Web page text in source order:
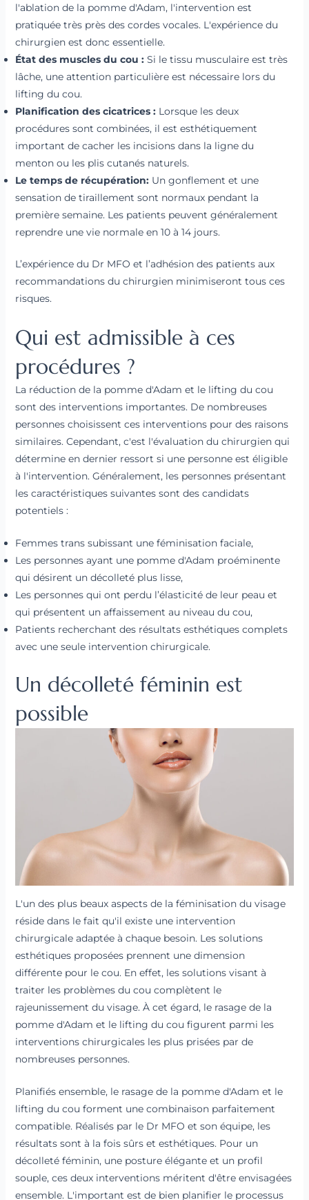
l'ablation de la pomme d'Adam, l'intervention est
pratiquée très près des cordes vocales. L'expérience du
chirurgien est donc essentielle.
État des muscles du cou : Si le tissu musculaire est très
lâche, une attention particulière est nécessaire lors du
lifting du cou.
Planification des cicatrices : Lorsque les deux
procédures sont combinées, il est esthétiquement
important de cacher les incisions dans la ligne du
menton ou les plis cutanés naturels.
Le temps de récupération:Un gonflement et une
sensation de tiraillement sont normaux pendant la
première semaine. Les patients peuvent généralement
reprendre une vie normale en 10 à 14 jours.
L’expérience du Dr MFO et l’adhésion des patients aux
recommandations du chirurgien minimiseront tous ces
risques.
Qui est admissible à ces
procédures ?
La réduction de la pomme d'Adam et le lifting du cou
sont des interventions importantes. De nombreuses
personnes choisissent ces interventions pour des raisons
similaires. Cependant, c'est l'évaluation du chirurgien qui
détermine en dernier ressort si une personne est éligible
à l'intervention. Généralement, les personnes présentant
les caractéristiques suivantes sont des candidats
potentiels :
Femmes trans subissant une féminisation faciale,
Les personnes ayant une pomme d'Adam proéminente
qui désirent un décolleté plus lisse,
Les personnes qui ont perdu l’élasticité de leur peau et
qui présentent un affaissement au niveau du cou,
Patients recherchant des résultats esthétiques complets
avec une seule intervention chirurgicale.
Un décolleté féminin est
possible
L'un des plus beaux aspects de la féminisation du visage
réside dans le fait qu'il existe une intervention
chirurgicale adaptée à chaque besoin. Les solutions
esthétiques proposées prennent une dimension
différente pour le cou. En effet, les solutions visant à
traiter les problèmes du cou complètent le
rajeunissement du visage. À cet égard, le rasage de la
pomme d'Adam et le lifting du cou figurent parmi les
interventions chirurgicales les plus prisées par de
nombreuses personnes.
Planifiés ensemble, le rasage de la pomme d'Adam et le
lifting du cou forment une combinaison parfaitement
compatible. Réalisés par le Dr MFO et son équipe, les
résultats sont à la fois sûrs et esthétiques. Pour un
décolleté féminin, une posture élégante et un profil
souple, ces deux interventions méritent d'être envisagées
ensemble. L'important est de bien planifier le processus